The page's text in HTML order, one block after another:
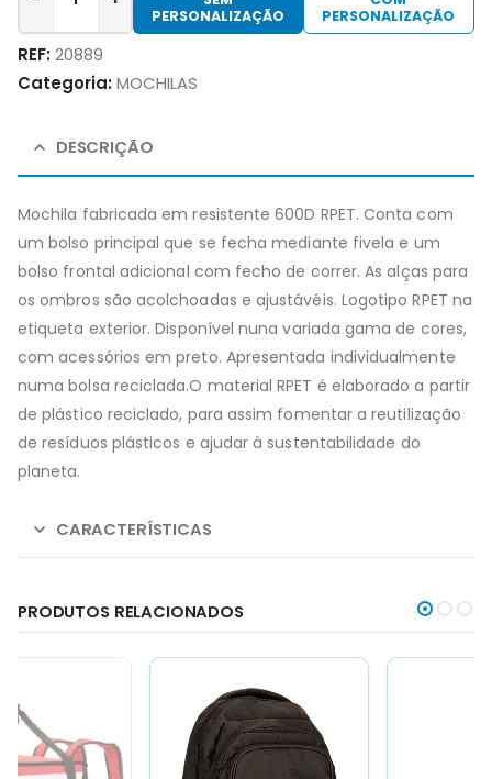
PERSONALIZAÇÃO
PERSONALIZAÇÃO
REF:20889
Categoria:MOCHILAS
DESCRIÇÃO
Mochila fabricada em resistente 600D RPET. Conta com
um bolso principal que se fecha mediante fivela e um
bolso frontal adicional com fecho de correr. As alças para
os ombros são acolchoadas e ajustávéis. Logotipo RPET na
etiqueta exterior. Disponível nuna variada gama de cores,
com acessórios em preto. Apresentada individualmente
numa bolsa reciclada.O material RPET é elaborado a partir
de plástico reciclado, para assim fomentar a reutilização
de resíduos plásticos e ajudar à sustentabilidade do
planeta.
CARACTERÍSTICAS
PRODUTOS RELACIONADOS
product
has
multiple
variants.
product
has
multiple
variants.